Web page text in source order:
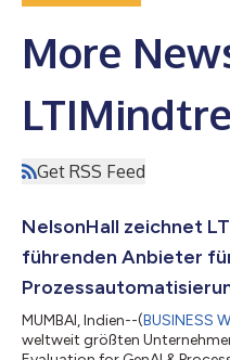
More
Get RSS Feed
NelsonHall zeichnet
führenden Anbieter
MUMBAI, Indien--(BUSINESS
weltweit größten